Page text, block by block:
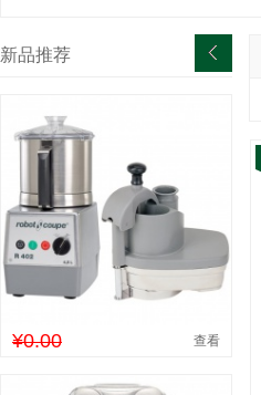
新品推荐
¥0.00 查看